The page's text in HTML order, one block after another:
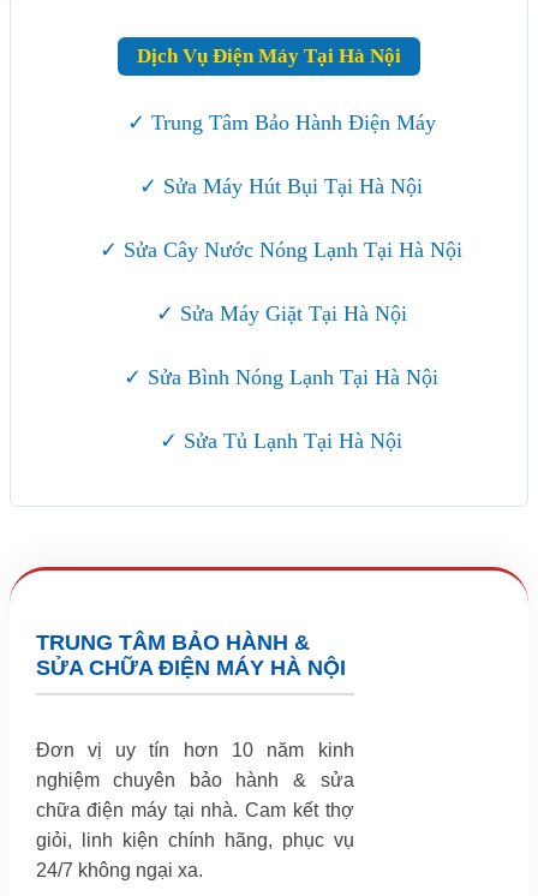
Dịch Vụ Điện Máy Tại Hà Nội
✓ Trung Tâm Bảo Hành Điện Máy
✓ Sửa Máy Hút Bụi Tại Hà Nội
✓ Sửa Cây Nước Nóng Lạnh Tại Hà Nội
✓ Sửa Máy Giặt Tại Hà Nội
✓ Sửa Bình Nóng Lạnh Tại Hà Nội
✓ Sửa Tủ Lạnh Tại Hà Nội
TRUNG TÂM BẢO HÀNH &
SỬA CHỮA ĐIỆN MÁY HÀ NỘI
Đơn vị uy tín hơn 10 năm kinh
nghiệm chuyên bảo hành & sửa
chữa điện máy tại nhà. Cam kết thợ
giỏi, linh kiện chính hãng, phục vụ
24/7 không ngại xa.